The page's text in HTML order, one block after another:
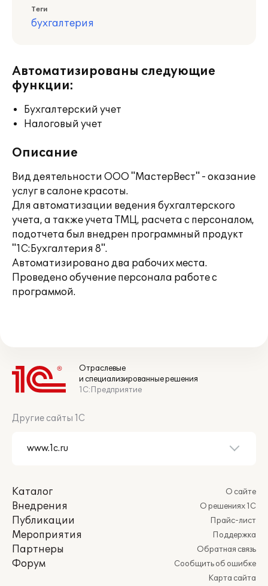
Теги
бухгалтерия
Автоматизированы следующие
функции:
Бухгалтерский учет
Налоговый учет
Описание
Вид деятельности ООО "МастерВест" - оказание
услуг в салоне красоты.
Для автоматизации ведения бухгалтерского
учета, а также учета ТМЦ, расчета с персоналом,
подотчета был внедрен программный продукт
"1С:Бухгалтерия 8".
Автоматизировано два рабочих места.
Проведено обучение персонала работе с
программой.
Отраслевые
и специализированные решения
1С:Предприятие
Другие сайты 1С
Каталог
Внедрения
Публикации
Мероприятия
Партнеры
Форум
О сайте
О решениях 1С
Прайс-лист
Поддержка
Обратная связь
Сообщить об ошибке
Карта сайта